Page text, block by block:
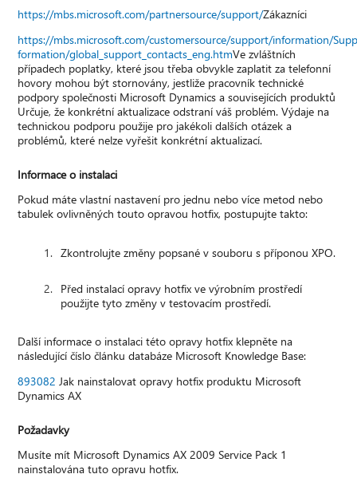
https://mbs.microsoft.com/partnersource/support/Zákazníci
https://mbs.microsoft.com/customersource/support/information/
formation/global_support_contacts_eng.htmVe zvláštních
případech poplatky, které jsou třeba obvykle zaplatit za telefonní
hovory mohou být stornovány, jestliže pracovník technické
podpory společnosti Microsoft Dynamics a souvisejících produktů
Určuje, že konkrétní aktualizace odstraní váš problém. Výdaje na
technickou podporu použije pro jakékoli dalších otázek a
problémů, které nelze vyřešit konkrétní aktualizací.
Informace o instalaci
Pokud máte vlastní nastavení pro jednu nebo více metod nebo
tabulek ovlivněných touto opravou hotfix, postupujte takto:
Zkontrolujte změny popsané v souboru s příponou XPO.
Před instalací opravy hotfix ve výrobním prostředí
použijte tyto změny v testovacím prostředí.
Další informace o instalaci této opravy hotfix klepněte na
následující číslo článku databáze Microsoft Knowledge Base:
893082 Jak nainstalovat opravy hotfix produktu Microsoft
Dynamics AX
Požadavky
Musíte mít Microsoft Dynamics AX 2009 Service Pack 1
nainstalována tuto opravu hotfix.